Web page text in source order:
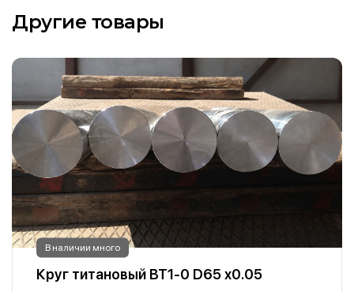
Другие товары
В наличии много
Круг титановый ВТ1-0 D65 х0.05